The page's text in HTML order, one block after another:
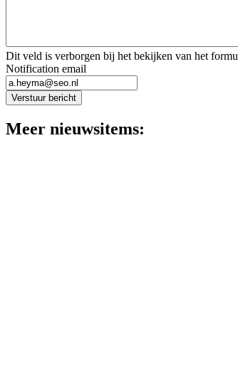
Dit veld is verborgen bij het bekijken van het
Notification email
Verstuur bericht
Meer nieuwsitems: